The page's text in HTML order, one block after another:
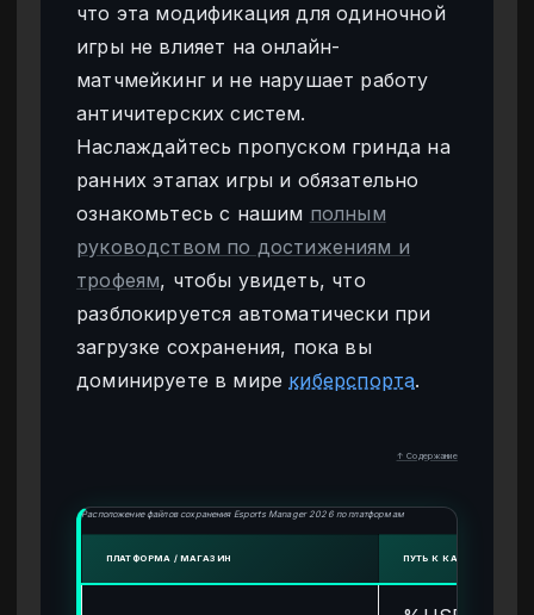
что эта модификация для одиночной
игры не влияет на онлайн-
матчмейкинг и не нарушает работу
античитерских систем.
Наслаждайтесь пропуском гринда на
ранних этапах игры и обязательно
ознакомьтесь с нашим полным
руководством по достижениям и
трофеям, чтобы увидеть, что
разблокируется автоматически при
загрузке сохранения, пока вы
доминируете в мире киберспорта.
↑ Содержание
Расположение файлов сохранения Esports Manager 2026 по платформам
ПЛАТФОРМА / МАГАЗИН ПУТЬ К КАТАЛОГУ